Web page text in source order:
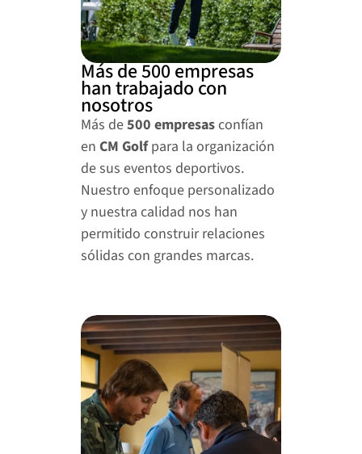
Más de 500 empresas
han trabajado con
nosotros
Más de 500 empresas confían
en CM Golf para la organización
de sus eventos deportivos.
Nuestro enfoque personalizado
y nuestra calidad nos han
permitido construir relaciones
sólidas con grandes marcas.